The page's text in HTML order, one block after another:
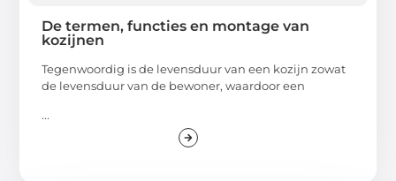
De termen, functies en montage van
kozijnen
Tegenwoordig is de levensduur van een kozijn zowat
de levensduur van de bewoner, waardoor een
...